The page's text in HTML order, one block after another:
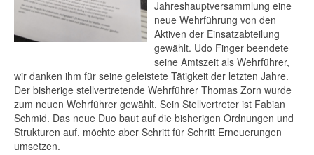
Jahreshauptversammlung eine
neue Wehrführung von den
Aktiven der Einsatzabteilung
gewählt. Udo Finger beendete
seine Amtszeit als Wehrführer,
wir danken ihm für seine geleistete Tätigkeit der letzten Jahre.
Der bisherige stellvertretende Wehrführer Thomas Zorn wurde
zum neuen Wehrführer gewählt. Sein Stellvertreter ist Fabian
Schmid. Das neue Duo baut auf die bisherigen Ordnungen und
Strukturen auf, möchte aber Schritt für Schritt Erneuerungen
umsetzen.